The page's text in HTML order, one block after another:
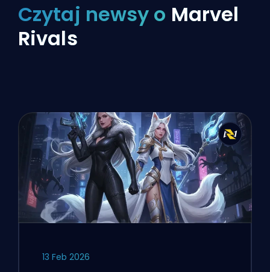
Czytaj newsy o Marvel
Rivals
13 Feb 2026